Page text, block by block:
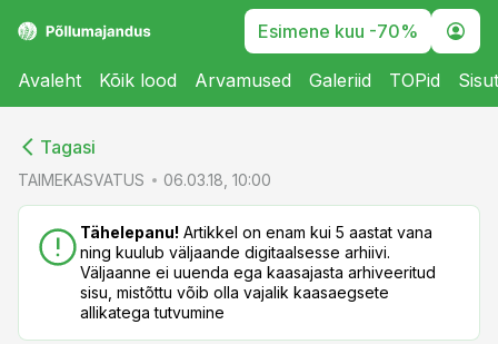
Esimene kuu -70%
Avaleht Kõik lood Arvamused Galeriid TOPid
Tagasi
TAIMEKASVATUS 06.03.18, 10:00
Tähelepanu! Artikkel on enam kui 5 aastat vana
ning kuulub väljaande digitaalsesse arhiivi.
Väljaanne ei uuenda ega kaasajasta arhiveeritud
sisu, mistõttu võib olla vajalik kaasaegsete
allikatega tutvumine